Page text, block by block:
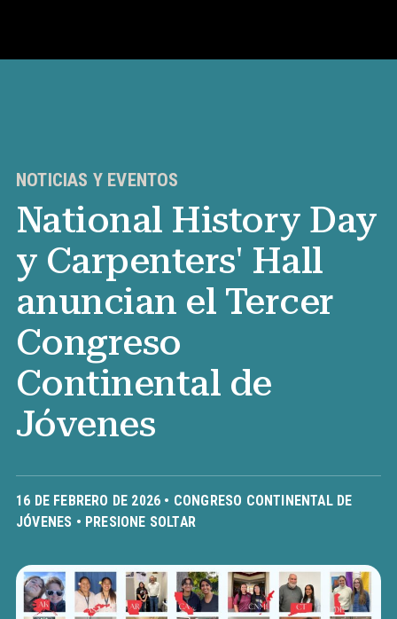
Recursos para maestros
Noticias y Eventos
Acerca de NHD®
NOTICIAS Y EVENTOS
National History Day
y Carpenters' Hall
anuncian el Tercer
Congreso
Continental de
Jóvenes
16 DE FEBRERO DE 2026 • CONGRESO CONTINENTAL DE
JÓVENES • PRESIONE SOLTAR